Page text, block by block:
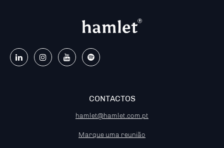
CONTACTOS
hamlet@hamlet.com.pt
Marque uma reunião